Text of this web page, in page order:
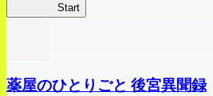
Start
薬屋のひとりごと 後宮異聞録